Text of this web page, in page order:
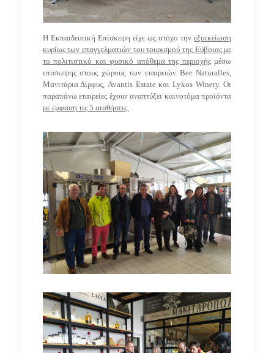
Η Εκπαιδευτική Επίσκεψη είχε ως στόχο τηνεξοικείωση
κυρίως των επαγγελματιών του τουρισμού της Εύβοιας με
το πολιτιστικό και φυσικό απόθεμα της περιοχήςμέσω
επίσκεψης στους χώρους των εταιρειών Bee Naturalles,
Μανιτάρια Δίρφυς, Avantis Estateκαι Lykos Winery.Οι
παραπάνω εταιρείες έχουν αναπτύξει καινοτόμα προϊόντα
με έμφαση τις 5 αισθήσεις.